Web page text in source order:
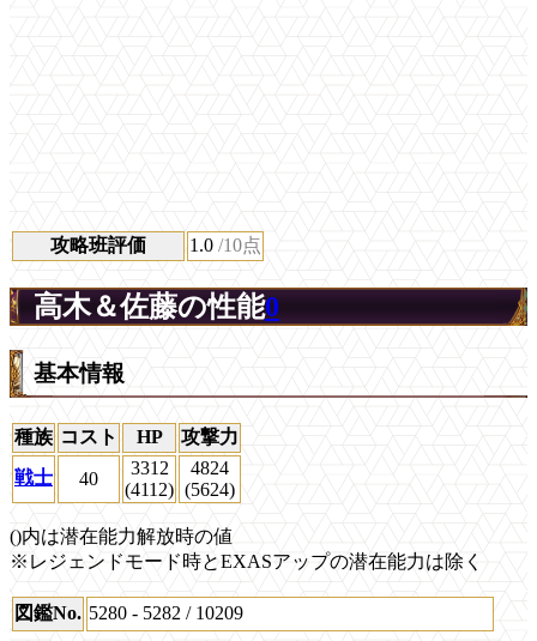
攻略班評価 1.0 /10点
高木＆佐藤の性能0
基本情報
種族 コスト HP
攻撃力
戦士
40
3312
(4112)
4824
(5624)
()内は潜在能力解放時の値
※レジェンドモード時とEXASアップの潜在能力は除く
図鑑No. 5280 - 5282 / 10209